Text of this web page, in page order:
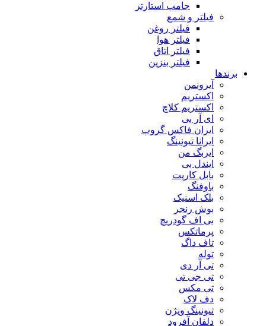
جامپ استارتر
فیلتر و شمع
فیلتر روغن
فیلتر هوا
فیلتر اتاق
فیلتر بنزین
برندها
آیرونمن
اکستریم
اکستریم کلاچ
ای آر بی
ایران فاکس گروپ
ایرانا تیونینگ
ایربگ من
ایندل بی
بابل کارپت
باوفنگ
بلک اسنیک
بوش رنجر
بی اف گودریچ
پرماتکس
تاف داگ
توله
تی آر دی
تی جی تی
تی مکس
دف لاک
تیونینگ ویژن
دلفان آفرود